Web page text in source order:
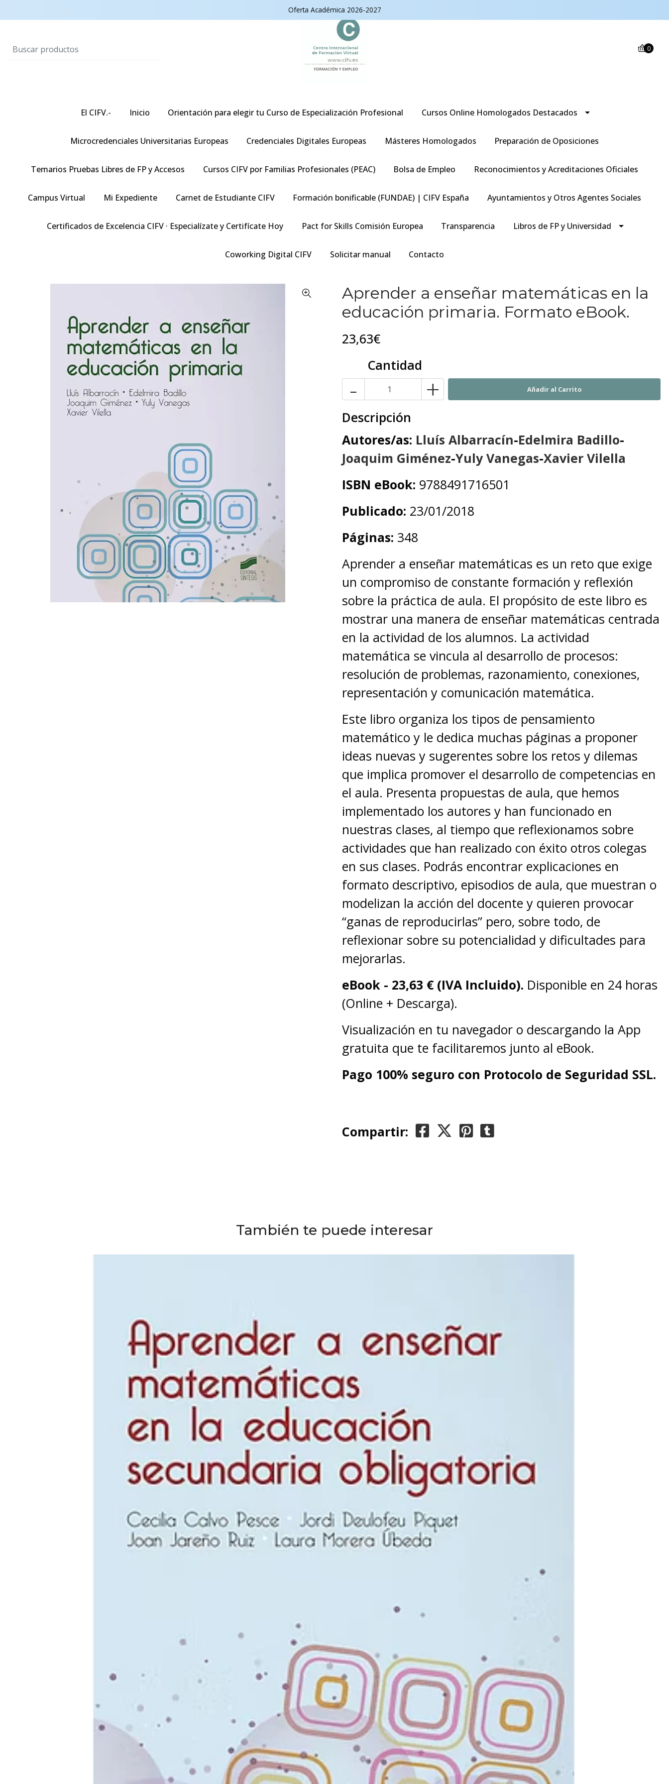
Oferta Académica 2026-2027
0
El CIFV.- Inicio Orientación para elegir tu Curso de Especialización Profesional Cursos Online Homologados Destacados
Microcredenciales Universitarias Europeas Credenciales Digitales Europeas Másteres Homologados Preparación de Oposiciones
Temarios Pruebas Libres de FP y Accesos Cursos CIFV por Familias Profesionales (PEAC) Bolsa de Empleo Reconocimientos y Acreditaciones Oficiales
Campus Virtual Mi Expediente Carnet de Estudiante CIFV Formación bonificable (FUNDAE) | CIFV España Ayuntamientos y Otros Agentes Sociales
Certificados de Excelencia CIFV · Especialízate y Certifícate Hoy Pact for Skills Comisión Europea Transparencia Libros de FP y Universidad
Coworking Digital CIFV Solicitar manual Contacto
Aprender a enseñar matemáticas en la
educación primaria. Formato eBook.
23,63€
Cantidad
- +
Descripción
Autores/as: Lluís Albarracín-Edelmira Badillo-
Joaquim Giménez-Yuly Vanegas-Xavier Vilella
ISBN eBook: 9788491716501
Publicado: 23/01/2018
Páginas: 348
Aprender a enseñar matemáticas es un reto que exige
un compromiso de constante formación y reflexión
sobre la práctica de aula. El propósito de este libro es
mostrar una manera de enseñar matemáticas centrada
en la actividad de los alumnos. La actividad
matemática se vincula al desarrollo de procesos:
resolución de problemas, razonamiento, conexiones,
representación y comunicación matemática.
Este libro organiza los tipos de pensamiento
matemático y le dedica muchas páginas a proponer
ideas nuevas y sugerentes sobre los retos y dilemas
que implica promover el desarrollo de competencias en
el aula. Presenta propuestas de aula, que hemos
implementado los autores y han funcionado en
nuestras clases, al tiempo que reflexionamos sobre
actividades que han realizado con éxito otros colegas
en sus clases. Podrás encontrar explicaciones en
formato descriptivo, episodios de aula, que muestran o
modelizan la acción del docente y quieren provocar
“ganas de reproducirlas” pero, sobre todo, de
reflexionar sobre su potencialidad y dificultades para
mejorarlas.
eBook - 23,63 € (IVA Incluido). Disponible en 24 horas
(Online + Descarga).
Visualización en tu navegador o descargando la App
gratuita que te facilitaremos junto al eBook.
Pago 100% seguro con Protocolo de Seguridad SSL.
Compartir:
También te puede interesar